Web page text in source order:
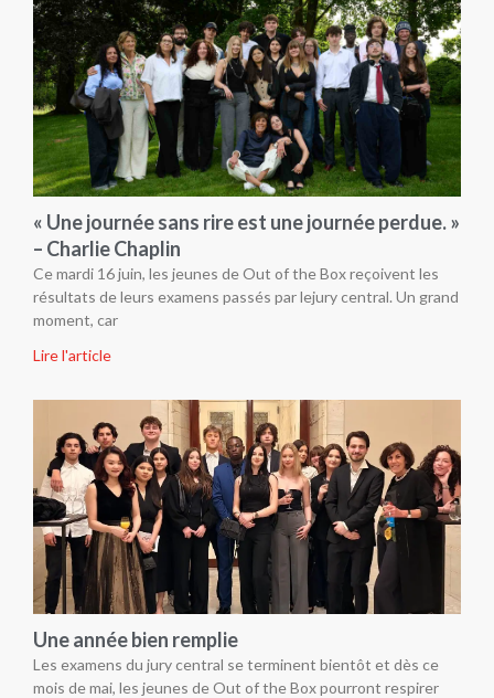
« Une journée sans rire est une journée perdue. »
– Charlie Chaplin
Ce mardi 16 juin, les jeunes de Out of the Box reçoivent les
résultats de leurs examens passés par lejury central. Un grand
moment, car
Lire l'article
Une année bien remplie
Les examens du jury central se terminent bientôt et dès ce
mois de mai, les jeunes de Out of the Box pourront respirer